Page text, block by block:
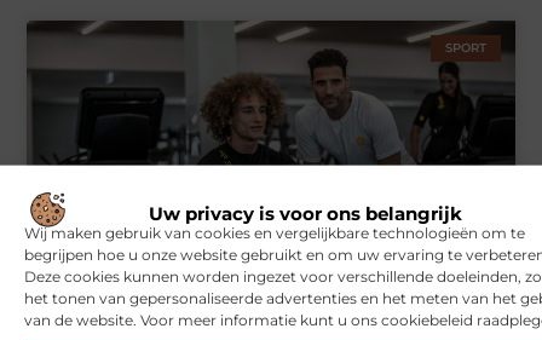
Uw privacy is voor ons belangrijk
Wij maken gebruik van cookies en vergelijkbare technologieën om te
begrijpen hoe u onze website gebruikt en om uw ervaring te
Deze cookies kunnen worden ingezet voor verschillende doeleinden,
het tonen van gepersonaliseerde advertenties en het meten van het
van de website. Voor meer informatie kunt u ons cookiebeleid
SPORT
Symbiont360: Innovatieve EMS-training in Utrecht voor een